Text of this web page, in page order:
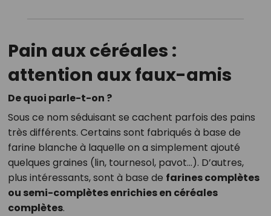
Pain aux céréales :
attention aux faux-amis
De quoi parle-t-on ?
Sous ce nom séduisant se cachent parfois des pains
très différents. Certains sont fabriqués à base de
farine blanche à laquelle on a simplement ajouté
quelques graines (lin, tournesol, pavot…). D’autres,
plus intéressants, sont à base de farines complètes
ou semi-complètes enrichies en céréales
complètes.